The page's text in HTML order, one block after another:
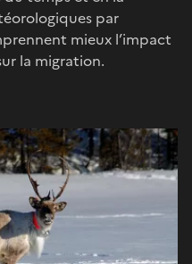
par
mieux l’impact
la migration.